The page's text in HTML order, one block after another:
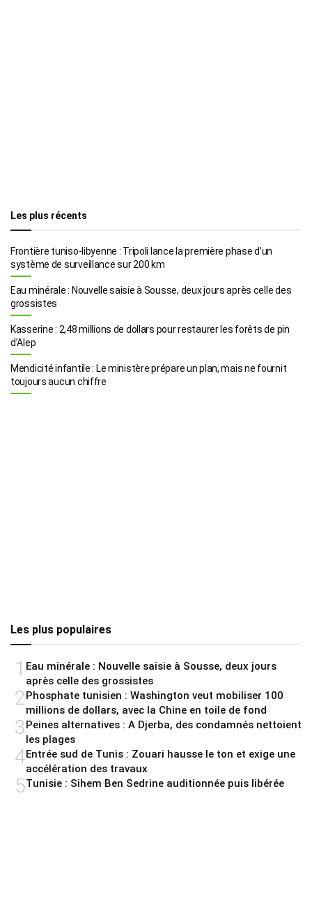
Les plus récents
Frontière tuniso-libyenne : Tripoli lance la première phase d’un
système de surveillance sur 200 km
Eau minérale : Nouvelle saisie à Sousse, deux jours après celle des
grossistes
Kasserine : 2,48 millions de dollars pour restaurer les forêts de pin
d’Alep
Mendicité infantile : Le ministère prépare un plan, mais ne fournit
toujours aucun chiffre
Les plus populaires
1 Eau minérale : Nouvelle saisie à Sousse, deux jours
après celle des grossistes
2Phosphate tunisien : Washington veut mobiliser 100
millions de dollars, avec la Chine en toile de fond
3Peines alternatives : A Djerba, des condamnés nettoient
les plages
4Entrée sud de Tunis : Zouari hausse le ton et exige une
accélération des travaux
5Tunisie : Sihem Ben Sedrine auditionnée puis libérée